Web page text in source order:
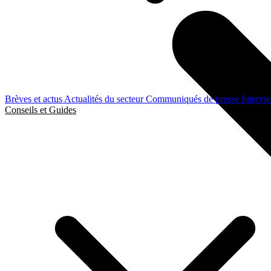
Brèves et actusActualités du secteurCommuniqués de presse
Conseils et Guides